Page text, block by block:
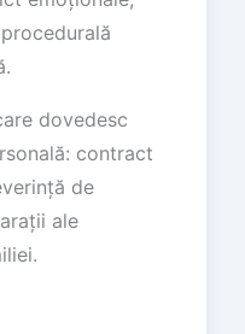
dovedesc
contract
de
ale